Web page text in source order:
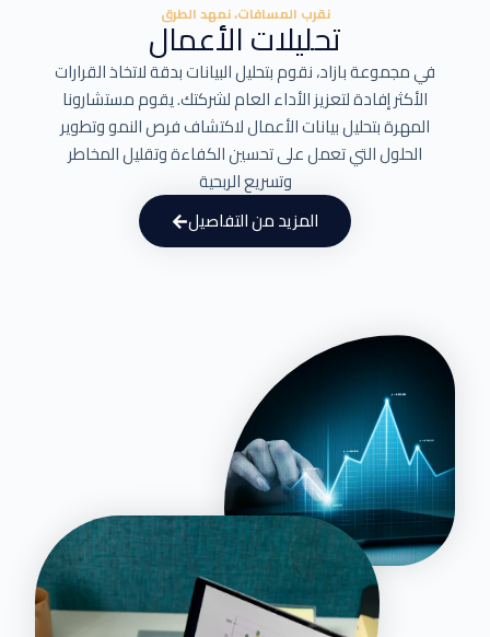
نقرب المسافات، نمهد الطرق
تحليلات الأعمال
في مجموعة بازاد، نقوم بتحليل البيانات بدقة لاتخاذ القرارات
الأكثر إفادة لتعزيز الأداء العام لشركتك. يقوم مستشارونا
المهرة بتحليل بيانات الأعمال لاكتشاف فرص النمو وتطوير
الحلول التي تعمل على تحسين الكفاءة وتقليل المخاطر
وتسريع الربحية
المزيد من التفاصيل